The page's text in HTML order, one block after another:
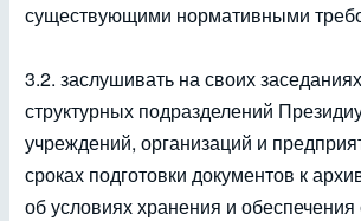
существующими нормативными
3.2. заслушивать на своих
структурных подразделений
учреждений, организаций и
сроках подготовки документов к
об условиях хранения и обеспечения